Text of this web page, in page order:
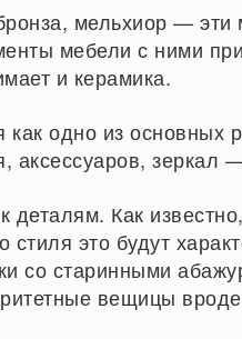
мельхиор — эти
мебели с ними
и керамика.
как одно из основных
аксессуаров, зеркал
деталям. Как
стиля это будут
со старинными
вещицы